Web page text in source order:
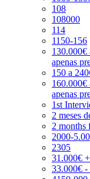
108
108000
114
1150-156
130.000€
apenas
150 a
160.000€
apenas
1st
2 meses
2 months
2000-
2305
31.000€
33.000€ -